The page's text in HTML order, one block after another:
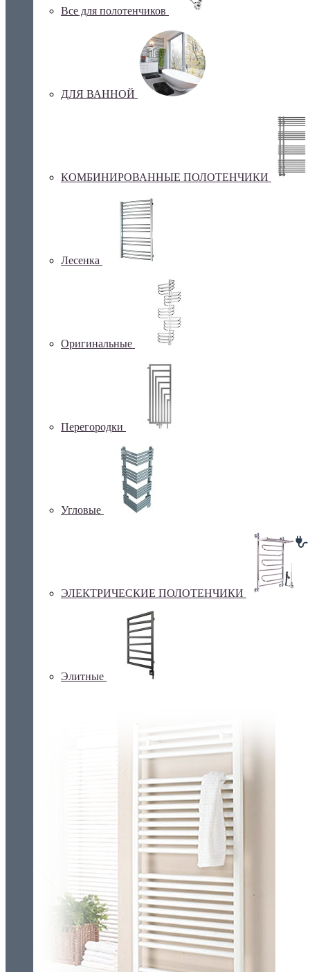
Все для полотенчиков
ДЛЯ ВАННОЙ
КОМБИНИРОВАННЫЕ ПОЛОТЕНЧИКИ
Лесенка
Оригинальные
Перегородки
Угловые
ЭЛЕКТРИЧЕСКИЕ ПОЛОТЕНЧИКИ
Элитные